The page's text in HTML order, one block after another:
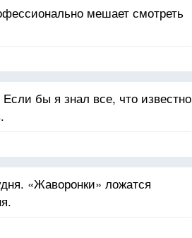
мешает смотреть
бы я знал все, что известно
«Жаворонки» ложатся